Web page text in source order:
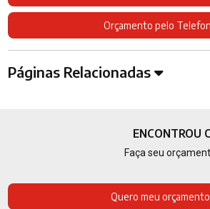
Orçamento pelo
Páginas Relacionadas
ENCONTROU
Faça seu
Quero meu orçamento